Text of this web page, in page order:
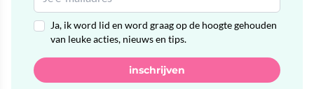
Ja, ik word lid en word graag op de hoogte gehouden
van leuke acties, nieuws en tips.